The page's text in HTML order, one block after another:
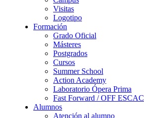
Visitas
Logotipo
Formación
Grado Oficial
Másteres
Postgrados
Cursos
Summer School
Action Academy
Laboratorio Ópera Prima
Fast Forward / OFF ESCAC
Alumnos
Atención al alumno